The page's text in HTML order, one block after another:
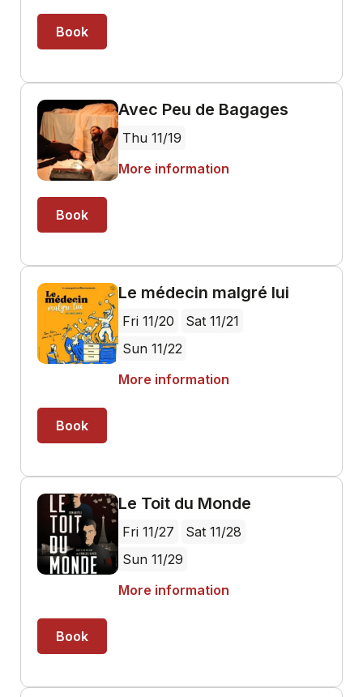
Book
Avec Peu de Bagages
Thu 11/19
More information
Book
Le médecin malgré lui
Fri 11/20
Sat 11/21
Sun 11/22
More information
Book
Le Toit du Monde
Fri 11/27
Sat 11/28
Sun 11/29
More information
Book